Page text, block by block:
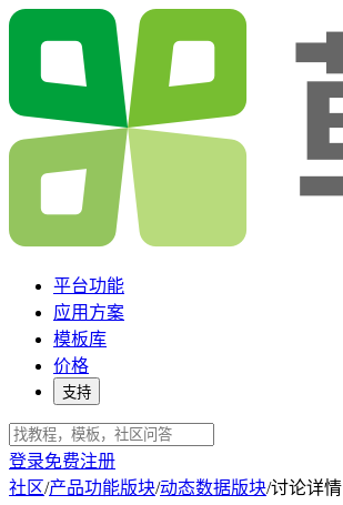
平台功能
应用方案
模板库
价格
支持
登录免费注册
社区/产品功能版块/动态数据版块/讨论详情